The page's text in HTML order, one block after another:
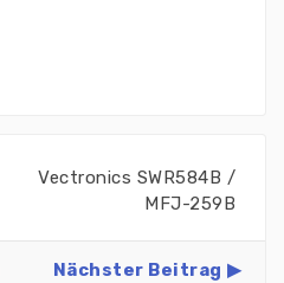
Vectronics SWR584B /
MFJ-259B
Nächster Beitrag